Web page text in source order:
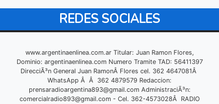
REDES SOCIALES
www.argentinaenlinea.com.ar Titular: Juan Ramon Flores,
Dominio: argentinaenlinea.com Numero Tramite TAD: 56411397
DirecciÃ³n General Juan RamonÂ Flores cel. 362 4647081Â
WhatsApp Â Â 362 4879579 Redaccion:
prensaradioargentina893@gmail.comAdministraciÃ³n:
comercialradio893@gmail.com- Cel. 362-4573028Â RADIO